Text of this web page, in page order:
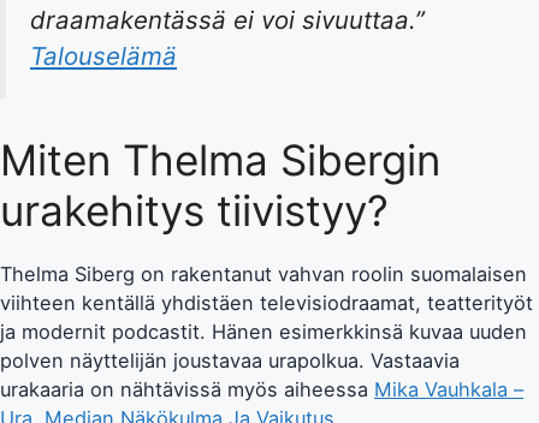
draamakentässä ei voi sivuuttaa.”
Talouselämä
Miten Thelma Sibergin
urakehitys tiivistyy?
Thelma Siberg on rakentanut vahvan roolin suomalaisen
viihteen kentällä yhdistäen televisiodraamat, teatterityöt
ja modernit podcastit. Hänen esimerkkinsä kuvaa uuden
polven näyttelijän joustavaa urapolkua. Vastaavia
urakaaria on nähtävissä myös aiheessa Mika Vauhkala –